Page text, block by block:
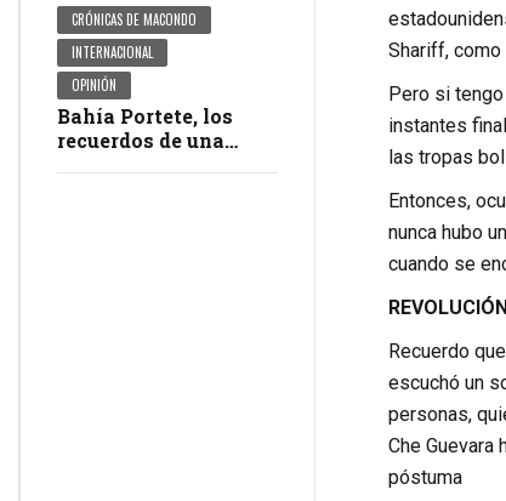
CRÓNICAS DE MACONDO
INTERNACIONAL
OPINIÓN
Bahía Portete, los
recuerdos de una
Shariff, como
Pero si
instantes
las tropas
Entonces,
nunca hubo
cuando se
Recuerdo
escuchó un
personas,
Che Guevara
póstuma